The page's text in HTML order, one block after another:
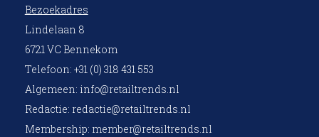
Bezoekadres
Lindelaan 8
6721 VC Bennekom
Telefoon: +31 (0) 318 431 553
Algemeen: info@retailtrends.nl
Redactie: redactie@retailtrends.nl
Membership: member@retailtrends.nl